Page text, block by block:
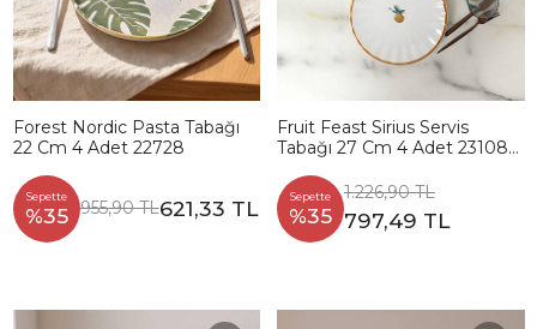
Forest Nordic Pasta Tabağı
22 Cm 4 Adet 22728
Sepette
%35 955,90 TL621,33 TL
Fruit Feast Sirius Servis
Tabağı 27 Cm 4 Adet 23108-
Sepette
%35
1.226,90 TL
797,49 TL